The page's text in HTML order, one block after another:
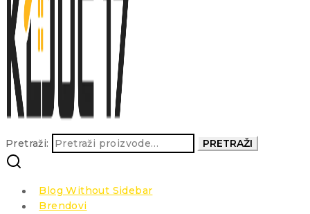
Pretraži: PRETRAŽI
Blog Without Sidebar
Brendovi